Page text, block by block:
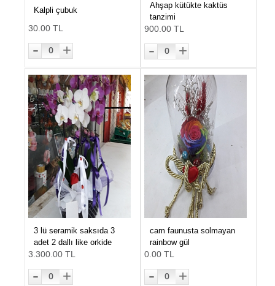
Kalpli çubuk
30.00 TL
- 0 +
Ahşap kütükte kaktüs
tanzimi
900.00 TL
- 0 +
3 lü seramik saksıda 3
adet 2 dallı like orkide
3.300.00 TL
- 0 +
cam faunusta solmayan
rainbow gül
0.00 TL
- 0 +